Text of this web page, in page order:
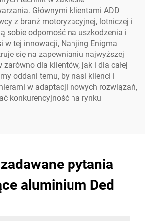
Głównymi klientami ADD
z branż motoryzacyjnej, lotniczej i
sobie odporność na uszkodzenia i
w tej innowacji, Nanjing Enigma
się na zapewnianiu najwyższej
dla klientów, jak i dla całej
oddani temu, by nasi klienci i
w adaptacji nowych rozwiązań,
konkurencyjność na rynku
pytania
aluminium Ded